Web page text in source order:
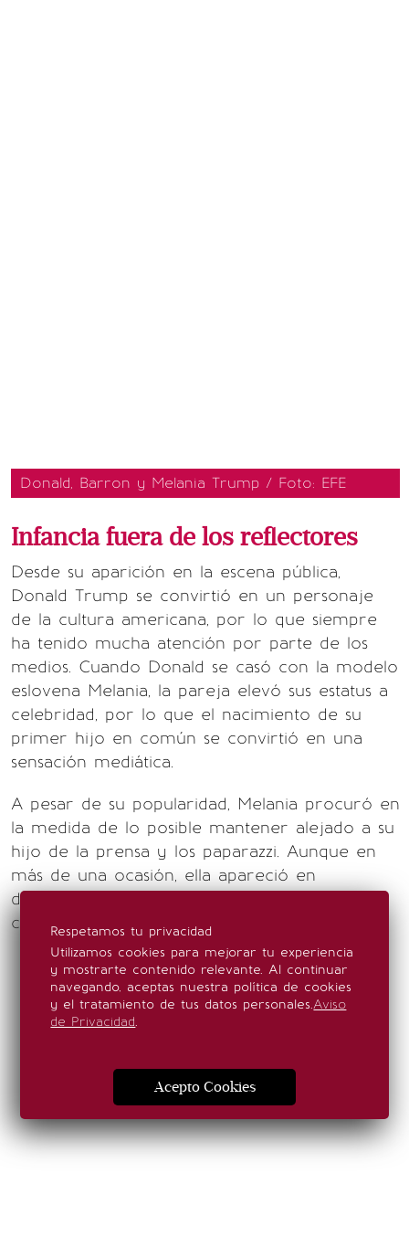
Donald, Barron y Melania Trump / Foto: EFE
Infancia fuera de los reflectores
Desde su aparición en la escena pública,
Donald Trump se convirtió en un personaje
de la cultura americana, por lo que siempre
ha tenido mucha atención por parte de los
medios. Cuando Donald se casó con la modelo
eslovena Melania, la pareja elevó sus estatus a
celebridad, por lo que el nacimiento de su
primer hijo en común se convirtió en una
sensación mediática.
A pesar de su popularidad, Melania procuró en
la medida de lo posible mantener alejado a su
hijo de la prensa y los paparazzi. Aunque en
más de una ocasión, ella apareció en
diferentes medios con Barron en brazos
cuando era bebé.
Respetamos tu privacidad
Utilizamos cookies para mejorar tu experiencia
y mostrarte contenido relevante. Al continuar
navegando, aceptas nuestra política de cookies
y el tratamiento de tus datos personales.Aviso
de Privacidad.
Acepto Cookies